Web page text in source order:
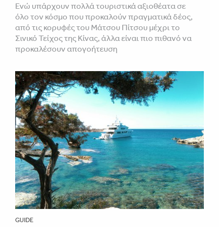
Ενώ υπάρχουν πολλά τουριστικά αξιοθέατα σε
όλο τον κόσμο που προκαλούν πραγματικά δέος,
από τις κορυφές του Μάτσου Πίτσου μέχρι το
Σινικό Τείχος της Κίνας, άλλα είναι πιο πιθανό να
προκαλέσουν απογοήτευση
GUIDE